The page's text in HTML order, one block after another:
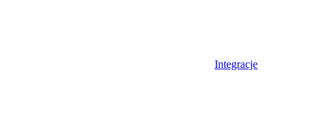
Integracje